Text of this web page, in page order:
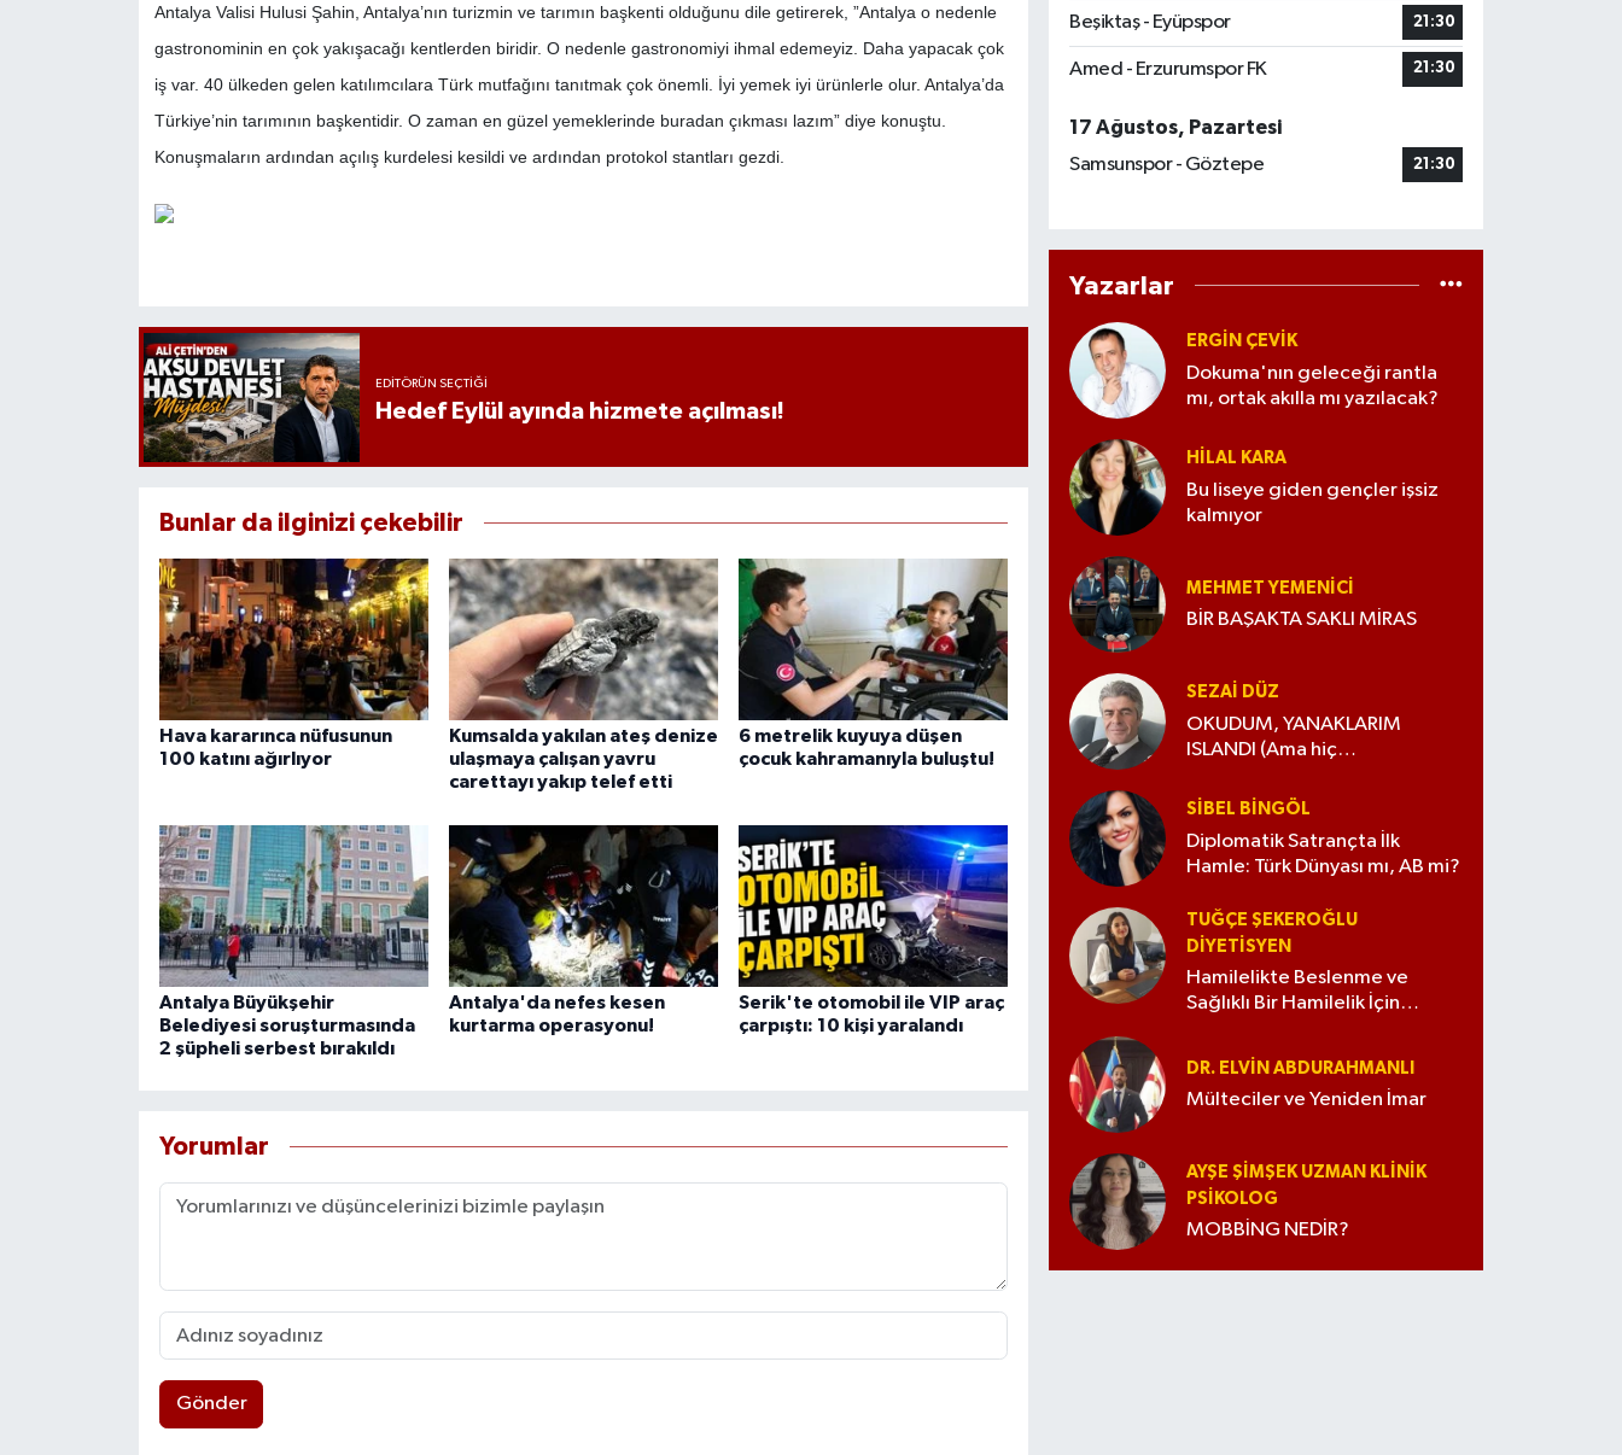
Antalya Valisi Hulusi Şahin, Antalya’nın turizmin ve tarımın başkenti olduğunu dile getirerek, ”Antalya o nedenle
gastronominin en çok yakışacağı kentlerden biridir. O nedenle gastronomiyi ihmal edemeyiz. Daha yapacak çok
iş var. 40 ülkeden gelen katılımcılara Türk mutfağını tanıtmak çok önemli. İyi yemek iyi ürünlerle olur. Antalya’da
Türkiye’nin tarımının başkentidir. O zaman en güzel yemeklerinde buradan çıkması lazım” diye konuştu.
Konuşmaların ardından açılış kurdelesi kesildi ve ardından protokol stantları gezdi.
EDITÖRÜN SEÇTIĞI
Hedef Eylül ayında hizmete açılması!
Bunlar da ilginizi çekebilir
Hava kararınca nüfusunun
100 katını ağırlıyor
Kumsalda yakılan ateş denize
ulaşmaya çalışan yavru
carettayı yakıp telef etti
6 metrelik kuyuya düşen
çocuk kahramanıyla buluştu!
Antalya Büyükşehir
Belediyesi soruşturmasında
2 şüpheli serbest bırakıldı
Antalya'da nefes kesen
kurtarma operasyonu!
Serik'te otomobil ile VIP araç
çarpıştı: 10 kişi yaralandı
Yorumlar
Gönder
Beşiktaş - Eyüpspor 21:30
Amed - Erzurumspor FK 21:30
17 Ağustos, Pazartesi
Samsunspor - Göztepe
21:30
Yazarlar
ERGIN ÇEVİK
Dokuma'nın geleceği rantla
mı, ortak akılla mı yazılacak?
HILAL KARA
Bu liseye giden gençler işsiz
kalmıyor
MEHMET YEMENICI
BİR BAŞAKTA SAKLI MİRAS
SEZAI DÜZ
OKUDUM, YANAKLARIM
ISLANDI (Ama hiç
SIBEL BINGÖL
Diplomatik Satrançta İlk
Hamle: Türk Dünyası mı, AB mi?
TUĞÇE ŞEKEROĞLU
DIYETISYEN
Hamilelikte Beslenme ve
Sağlıklı Bir Hamilelik İçin
DR. ELVIN ABDURAHMANLI
Mülteciler ve Yeniden İmar
AYŞE ŞIMŞEK UZMAN KLINIK
PSIKOLOG
MOBBİNG NEDİR?